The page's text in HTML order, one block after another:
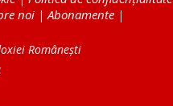
noi |Abonamente |
Românești